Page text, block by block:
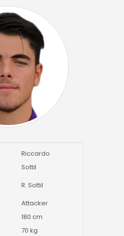
Riccardo
Sottil
R. Sottil
Attacker
180 cm
70 kg